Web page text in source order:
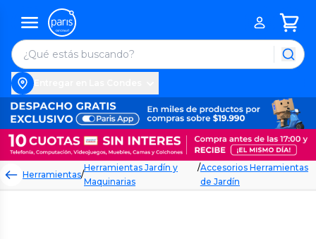
Herramientas/
Herramientas Jardín y
Maquinarias
/Accesorios Herramientas
de Jardín